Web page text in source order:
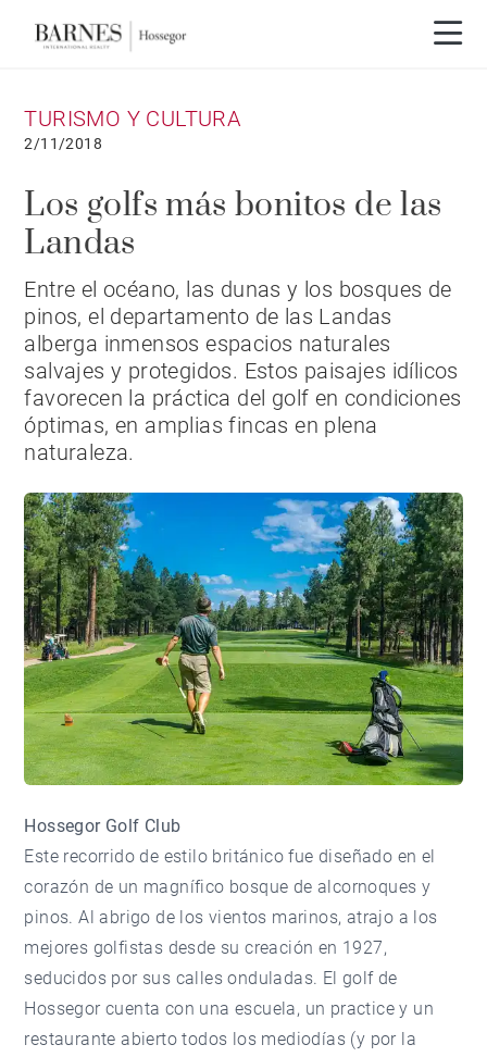
TURISMO Y CULTURA
2/11/2018
Los golfs más bonitos de las
Landas
Entre el océano, las dunas y los bosques de
pinos, el departamento de las Landas
alberga inmensos espacios naturales
salvajes y protegidos. Estos paisajes idílicos
favorecen la práctica del golf en condiciones
óptimas, en amplias fincas en plena
naturaleza.
Hossegor Golf Club
Este recorrido de estilo británico fue diseñado en el
corazón de un magnífico bosque de alcornoques y
pinos. Al abrigo de los vientos marinos, atrajo a los
mejores golfistas desde su creación en 1927,
seducidos por sus calles onduladas. El golf de
Hossegor cuenta con una escuela, un practice y un
restaurante abierto todos los mediodías (y por la